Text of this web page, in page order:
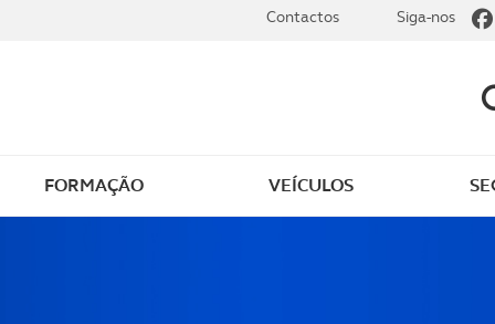
FORMAÇÃO VEÍCULOS
Contactos Siga-nos